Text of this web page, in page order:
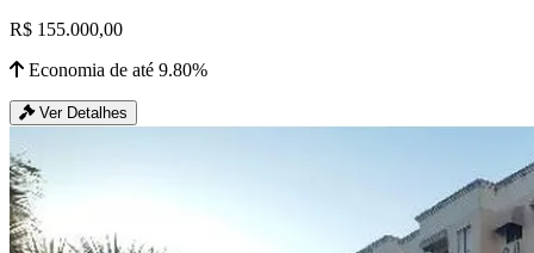
R$ 155.000,00
Economia de até 9.80%
Ver Detalhes